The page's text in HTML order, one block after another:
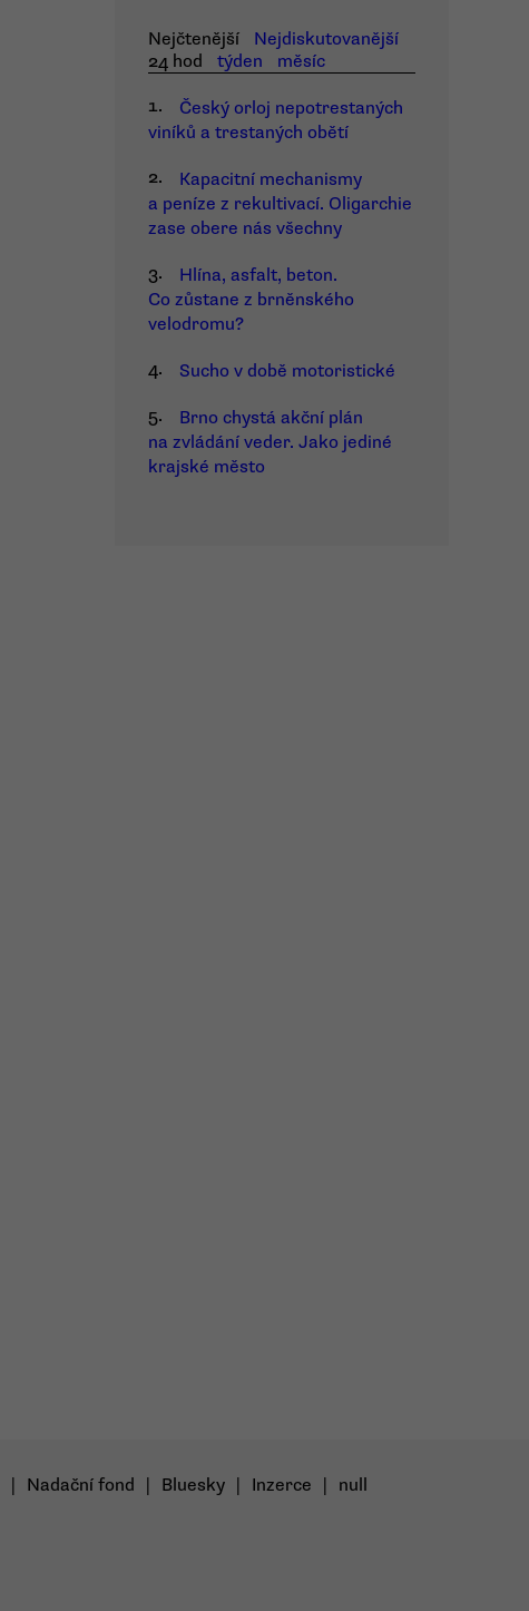
Nejčtenější
Nejdiskutovanější
24 hod
týden
měsíc
1.
Český orloj nepotrestaných
viníků a trestaných obětí
2.
Kapacitní mechanismy
a peníze z rekultivací. Oligarchie
zase obere nás všechny
3.
Hlína, asfalt, beton.
Co zůstane z brněnského
velodromu?
4.
Sucho v době motoristické
5.
Brno chystá akční plán
na zvládání veder. Jako jediné
krajské město
Nadační fond Bluesky Inzerce
null